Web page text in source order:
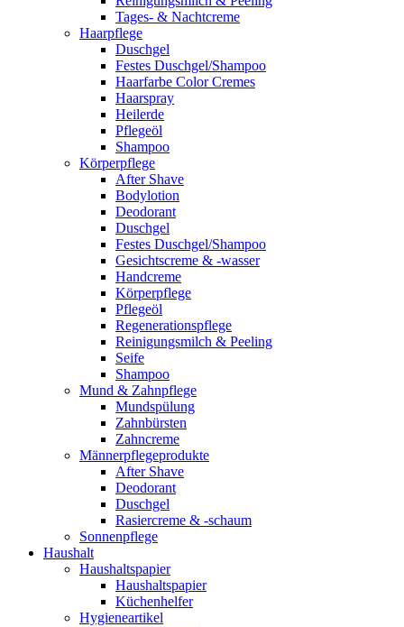
Tages- & Nachtcreme
Haarpflege
Duschgel
Festes Duschgel/Shampoo
Haarfarbe Color Cremes
Haarspray
Heilerde
Pflegeöl
Shampoo
Körperpflege
After Shave
Bodylotion
Deodorant
Duschgel
Festes Duschgel/Shampoo
Gesichtscreme & -wasser
Handcreme
Körperpflege
Pflegeöl
Regenerationspflege
Reinigungsmilch & Peeling
Seife
Shampoo
Mund & Zahnpflege
Mundspülung
Zahnbürsten
Zahncreme
Männerpflegeprodukte
After Shave
Deodorant
Duschgel
Rasiercreme & -schaum
Sonnenpflege
Haushalt
Haushaltspapier
Haushaltspapier
Küchenhelfer
Hygieneartikel